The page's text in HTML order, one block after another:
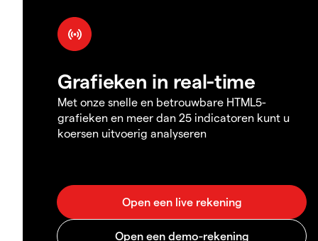
Grafieken in real-time
Met onze snelle en betrouwbare HTML5-
grafieken en meer dan 25 indicatoren kunt u
koersen uitvoerig analyseren